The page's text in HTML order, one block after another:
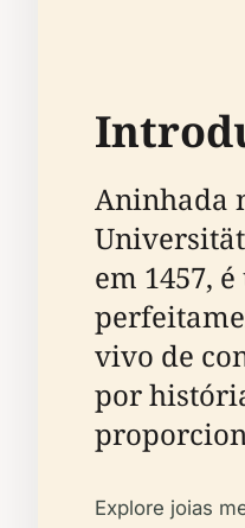
Aninhada
em 1457,
vivo de
por
Explore joias